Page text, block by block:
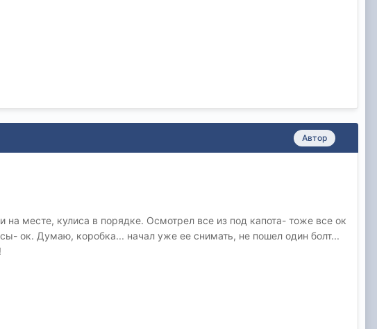
Автор
месте, кулиса в порядке. Осмотрел все из под капота- тоже все ок
ок. Думаю, коробка... начал уже ее снимать, не пошел один болт...